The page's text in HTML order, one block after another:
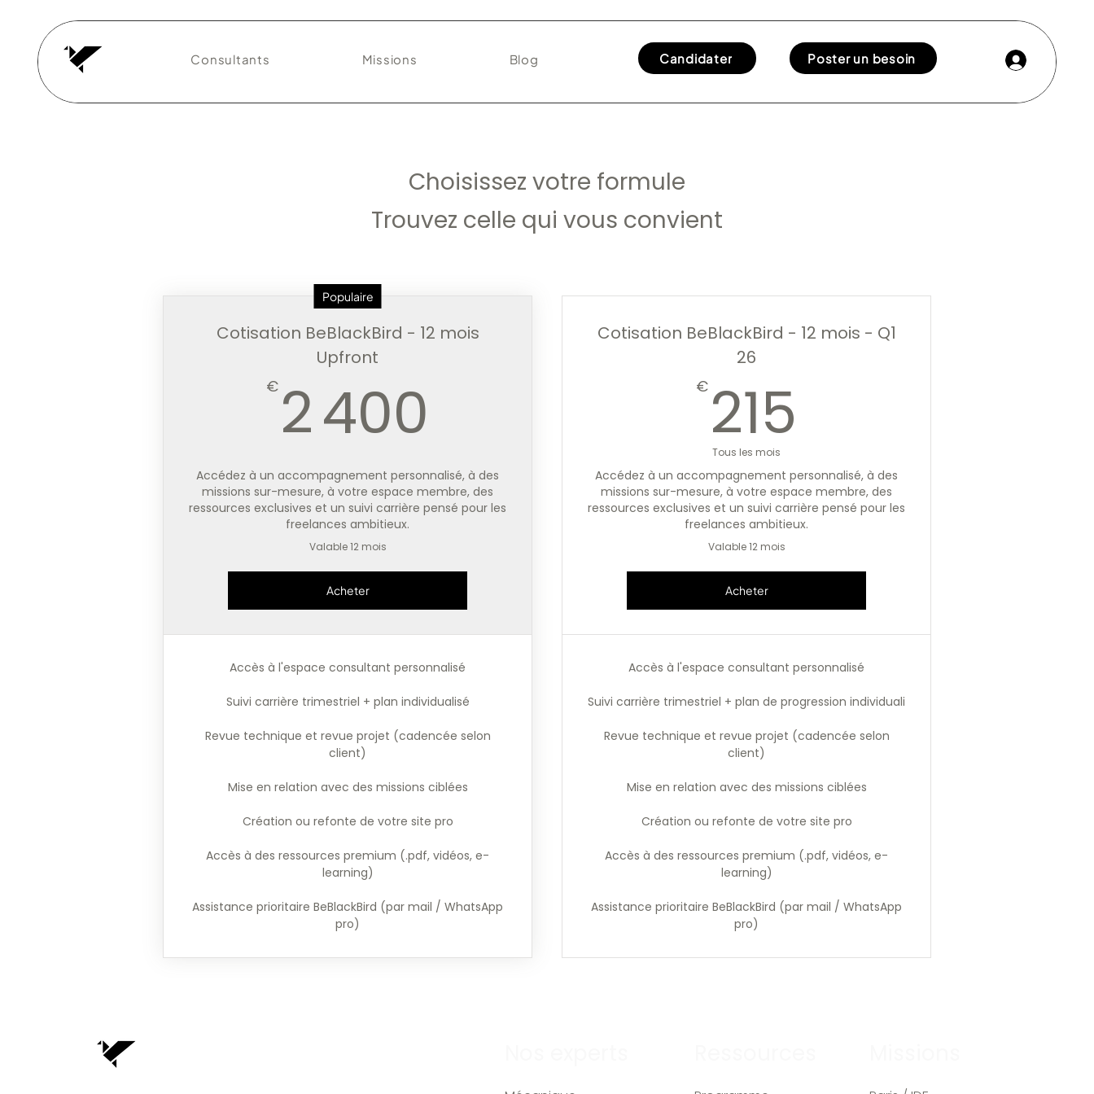
Consultants Missions Blog Candidater Poster un besoin
Choisissez votre formule
Trouvez celle qui vous convient
Populaire
Cotisation BeBlackBird - 12 mois
Upfront
€ 2 400
Accédez à un accompagnement personnalisé, à des
missions sur-mesure, à votre espace membre, des
ressources exclusives et un suivi carrière pensé pour les
freelances ambitieux.
Valable 12 mois
Acheter
Accès à l'espace consultant personnalisé
Suivi carrière trimestriel + plan individualisé
Revue technique et revue projet (cadencée selon
client)
Mise en relation avec des missions ciblées
Création ou refonte de votre site pro
Accès à des ressources premium (.pdf, vidéos, e-
learning)
Assistance prioritaire BeBlackBird (par mail / WhatsApp
pro)
Cotisation BeBlackBird - 12 mois - Q1
26
€ 215
Tous les mois
Accédez à un accompagnement personnalisé, à des
missions sur-mesure, à votre espace membre, des
ressources exclusives et un suivi carrière pensé pour les
freelances ambitieux.
Valable 12 mois
Acheter
Accès à l'espace consultant personnalisé
Suivi carrière trimestriel + plan de progression individuali
Revue technique et revue projet (cadencée selon
client)
Mise en relation avec des missions ciblées
Création ou refonte de votre site pro
Accès à des ressources premium (.pdf, vidéos, e-
learning)
Assistance prioritaire BeBlackBird (par mail / WhatsApp
pro)